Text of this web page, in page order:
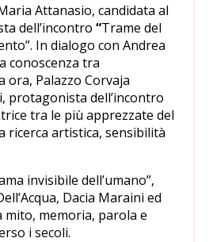
Attanasio, candidata al
dell’incontro “Trame del
In dialogo con Andrea
conoscenza tra
Palazzo Corvaja
protagonista dell’incontro
tra le più apprezzate del
artistica, sensibilità
invisibile dell’umano”,
Dacia Maraini ed
mito, memoria, parola e
i secoli.